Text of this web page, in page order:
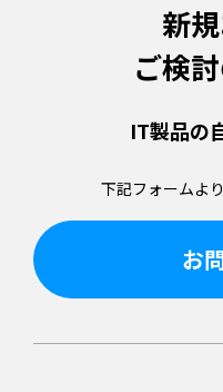
新
ご検
IT製品の
下記フォームより
お